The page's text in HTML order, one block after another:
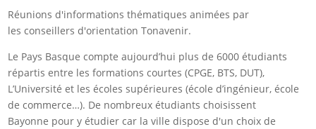
Réunions d'informations thématiques animées par
les conseillers d'orientation Tonavenir.
Le Pays Basque compte aujourd’hui plus de 6000 étudiants
répartis entre les formations courtes (CPGE, BTS, DUT),
L’Université et les écoles supérieures (école d’ingénieur, école
de commerce…). De nombreux étudiants choisissent
Bayonne pour y étudier car la ville dispose d'un choix de